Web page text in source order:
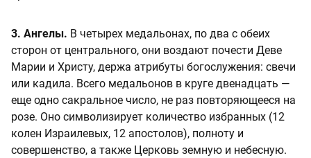
3. Ангелы. В четырех медальонах, по два с обеих
сторон от центрального, они воздают почести Деве
Марии и Христу, держа атрибуты богослужения: свечи
или кадила. Всего медальонов в круге двенадцать —
еще одно сакральное число, не раз повторяющееся на
розе. Оно символизирует количество избранных (12
колен Израилевых, 12 апостолов), полноту и
совершенство, а также Церковь земную и небесную.